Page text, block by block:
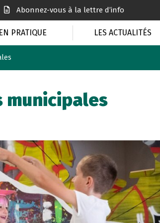
Abonnez-vous à la lettre d’info
EN PRATIQUE LES ACTUALITÉS
municipales